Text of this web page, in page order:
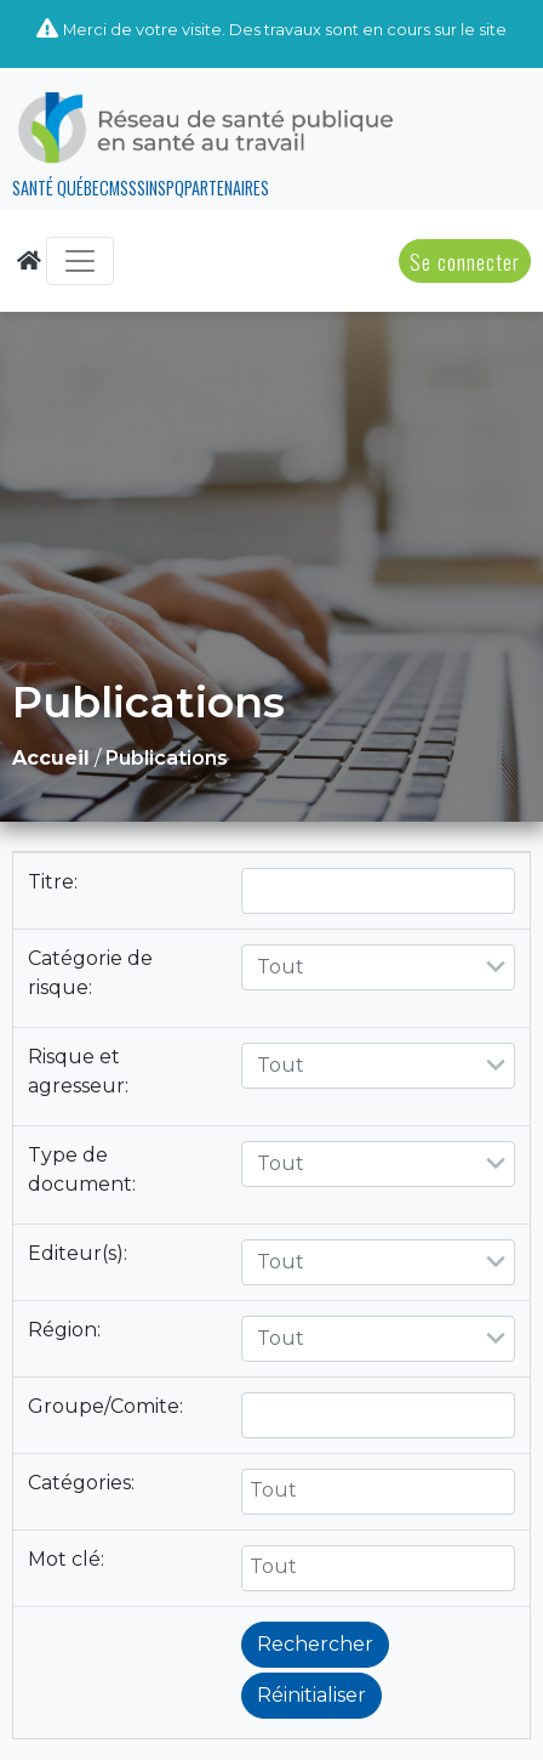
Merci de votre visite. Des travaux sont en cours sur le site
SANTÉ QUÉBECMSSSINSPQPARTENAIRES
Se connecter
Publications
Accueil /Publications
Titre:
Catégorie de
risque:
Tout
Risque et
agresseur:
Tout
Type de
document:
Tout
Editeur(s): Tout
Région: Tout
Groupe/Comite:
Catégories:
Mot clé: